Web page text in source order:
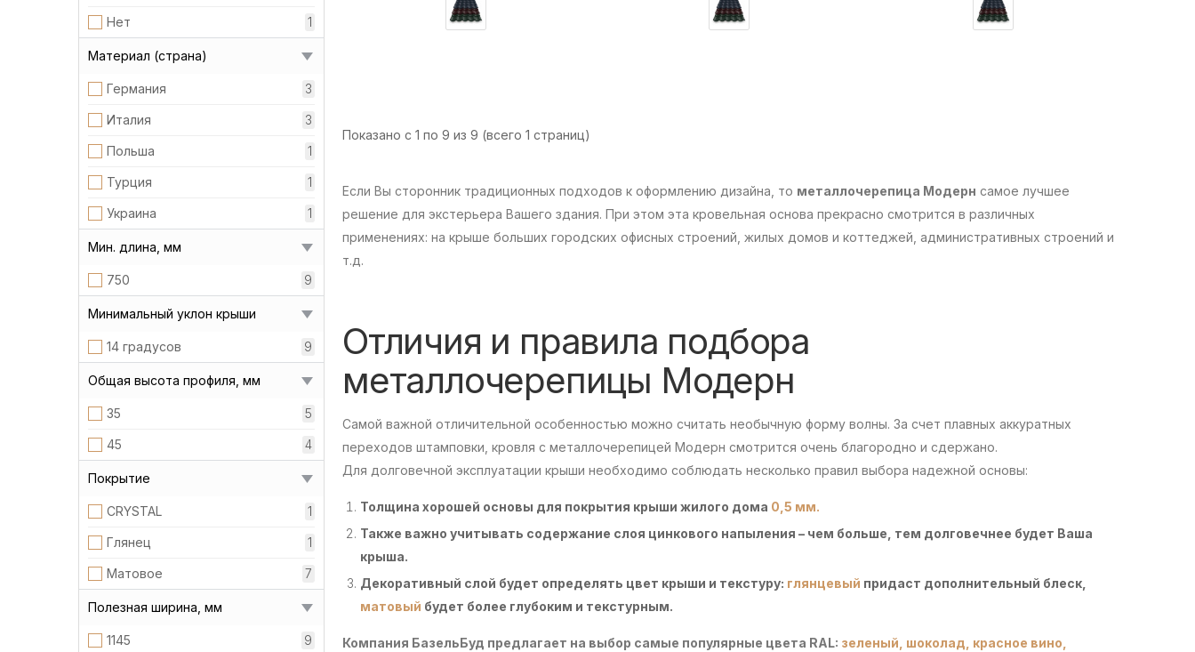
Нет 1
Материал (страна)
Германия 3
Италия 3
Польша 1
Турция 1
Украина 1
Мин. длина, мм
750 9
Минимальный уклон крыши
14 градусов 9
Общая высота профиля, мм
35 5
45 4
Покрытие
CRYSTAL 1
Глянец 1
Матовое 7
Полезная ширина, мм
1145 9
Показано с 1 по 9 из 9 (всего 1 страниц)
Если Вы сторонник традиционных подходов к оформлению дизайна, то металлочерепица Модерн самое лучшее
решение для экстерьера Вашего здания. При этом эта кровельная основа прекрасно смотрится в различных
применениях: на крыше больших городских офисных строений, жилых домов и коттеджей, административных строений и
т.д.
Отличия и правила подбора
металлочерепицы Модерн
Самой важной отличительной особенностью можно считать необычную форму волны. За счет плавных аккуратных
переходов штамповки, кровля с металлочерепицей Модерн смотрится очень благородно и сдержано.
Для долговечной эксплуатации крыши необходимо соблюдать несколько правил выбора надежной основы:
Толщина хорошей основы для покрытия крыши жилого дома 0,5 мм.
Также важно учитывать содержание слоя цинкового напыления – чем больше, тем долговечнее будет Ваша
крыша.
Декоративный слой будет определять цвет крыши и текстуру: глянцевый придаст дополнительный блеск,
матовый будет более глубоким и текстурным.
Компания БазельБуд предлагает на выбор самые популярные цвета RAL: зеленый, шоколад, красное вино,